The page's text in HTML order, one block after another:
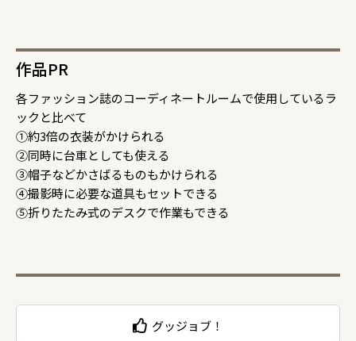
作品PR
各ファッション誌のコーディネートルームで使用しているラ
ックと比べて
①約3倍の衣装がかけられる
②同時に台車としても使える
③帽子などかさばるものもかけられる
④撮影時に必要な道具もセットできる
⑤折りたたみ式のデスクで作業もできる
グッジョブ！